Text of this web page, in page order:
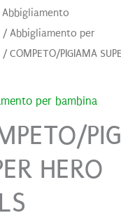
Abbigliamento
/ Abbigliamento per
/ COMPETO/PIGIAMA
per bambina
HERO